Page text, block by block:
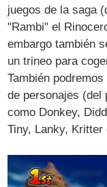
juegos de la saga
"Rambi" el
embargo también
un trineo para
También
de personajes (del
como Donkey,
Tiny, Lanky, Kritter